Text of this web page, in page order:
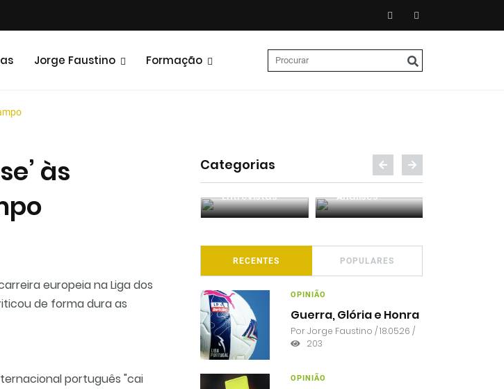
Jorge Faustino Formação
às
europeia na Liga dos
de forma dura as
português "cai
Categorias
Entrevistas Análises
RECENTES POPULARES
OPINIÃO
Guerra, Glória e Honra
PorJorge Faustino / 18.05.26 /
203
OPINIÃO